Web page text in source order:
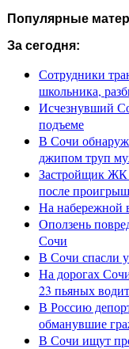
Популярные
За сегодня:
Сотрудники
школьника,
Исчезнувший
подъеме
В Сочи
джипом труп
Застройщик ЖК
после
На набережной
Оползень
Сочи
В Сочи спасли
На дорогах
23 пьяных
В Россию
обманувшие
В Сочи ищут